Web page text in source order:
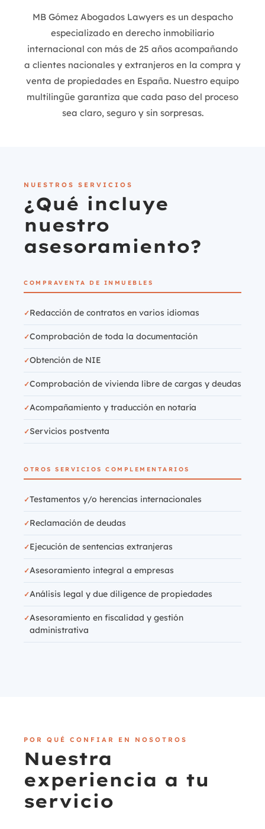
MB Gómez Abogados Lawyers es un despacho
especializado en derecho inmobiliario
internacional con más de 25 años acompañando
a clientes nacionales y extranjeros en la compra y
venta de propiedades en España. Nuestro equipo
multilingüe garantiza que cada paso del proceso
sea claro, seguro y sin sorpresas.
NUESTROS SERVICIOS
¿Qué incluye
nuestro
asesoramiento?
COMPRAVENTA DE INMUEBLES
Redacción de contratos en varios idiomas
Comprobación de toda la documentación
Obtención de NIE
Comprobación de vivienda libre de cargas y deudas
Acompañamiento y traducción en notaría
Servicios postventa
OTROS SERVICIOS COMPLEMENTARIOS
Testamentos y/o herencias internacionales
Reclamación de deudas
Ejecución de sentencias extranjeras
Asesoramiento integral a empresas
Análisis legal y due diligence de propiedades
Asesoramiento en fiscalidad y gestión
administrativa
POR QUÉ CONFIAR EN NOSOTROS
Nuestra
experiencia a tu
servicio